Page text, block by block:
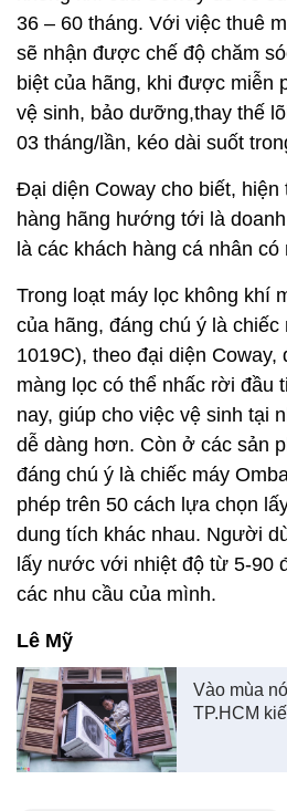
36 – 60 tháng. Với việc thuê
sẽ nhận được chế độ chăm
biệt của hãng, khi được miễn
vệ sinh, bảo dưỡng,thay thế
03 tháng/lần, kéo dài suốt
Đại diện Coway cho biết,
hàng hãng hướng tới là
là các khách hàng cá nhân có
Trong loạt máy lọc không khí
của hãng, đáng chú ý là
1019C), theo đại diện Coway,
màng lọc có thể nhấc rời đầu
nay, giúp cho việc vệ sinh tại
dễ dàng hơn. Còn ở các sản
đáng chú ý là chiếc máy
phép trên 50 cách lựa chọn
dung tích khác nhau. Người
lấy nước với nhiệt độ từ 5-90
các nhu cầu của mình.
Lê Mỹ
Vào mùa
TP.HCM